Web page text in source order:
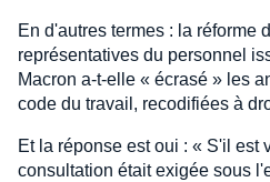
En d'autres termes : la réforme
représentatives du personnel
Macron a-t-elle « écrasé » les
code du travail, recodifiées à
Et la réponse est oui : « S'il est
consultation était exigée sous